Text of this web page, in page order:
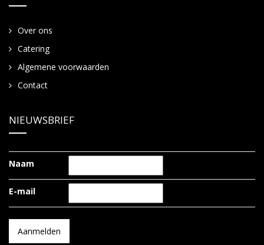
Over ons
Catering
Algemene voorwaarden
Contact
NIEUWSBRIEF
Naam
E-mail